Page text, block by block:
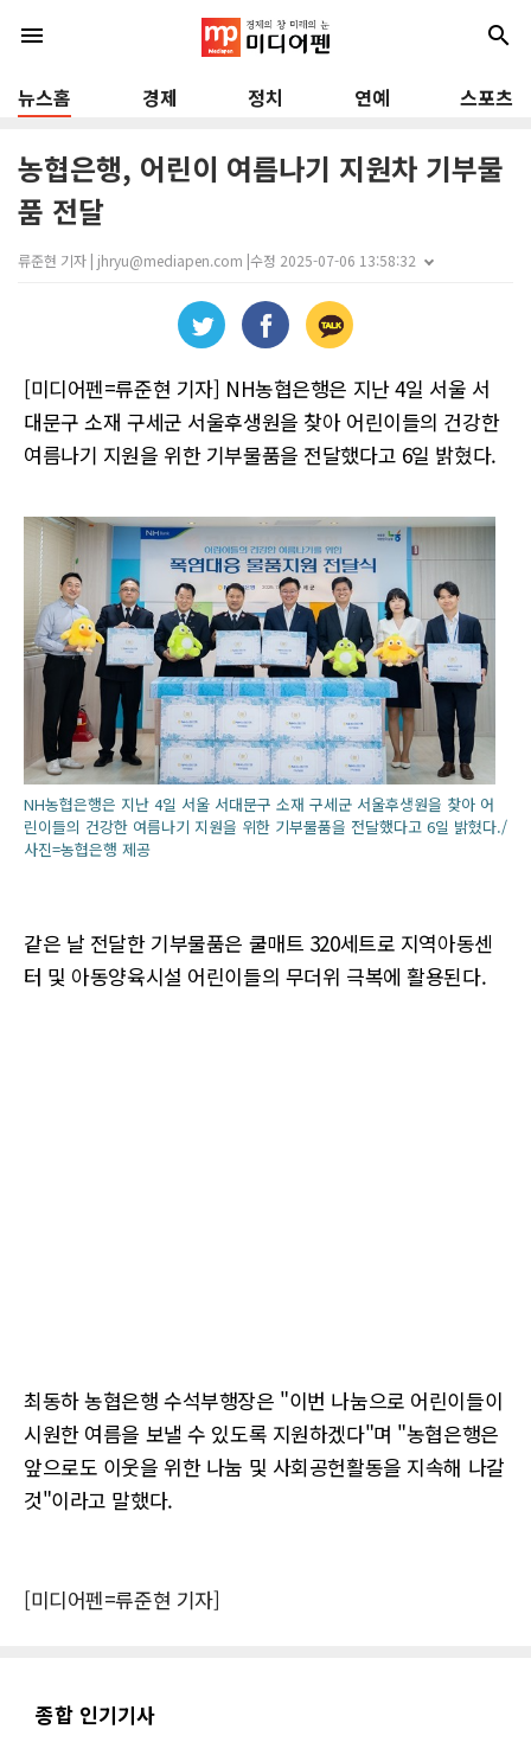
menu search
뉴스홈 경제 정치 연예 스포츠
농협은행, 어린이 여름나기 지원차 기부물
품 전달
류준현 기자 | jhryu@mediapen.com |수정 2025-07-06 13:58:32
[미디어펜=류준현 기자] NH농협은행은 지난 4일 서울 서
대문구 소재 구세군 서울후생원을 찾아 어린이들의 건강한
여름나기 지원을 위한 기부물품을 전달했다고 6일 밝혔다.
NH농협은행은 지난 4일 서울 서대문구 소재 구세군 서울후생원을 찾아 어
린이들의 건강한 여름나기 지원을 위한 기부물품을 전달했다고 6일 밝혔다./
사진=농협은행 제공
같은 날 전달한 기부물품은 쿨매트 320세트로 지역아동센
터 및 아동양육시설 어린이들의 무더위 극복에 활용된다.
최동하 농협은행 수석부행장은 "이번 나눔으로 어린이들이
시원한 여름을 보낼 수 있도록 지원하겠다"며 "농협은행은
앞으로도 이웃을 위한 나눔 및 사회공헌활동을 지속해 나갈
것"이라고 말했다.
[미디어펜=류준현 기자]
종합 인기기사